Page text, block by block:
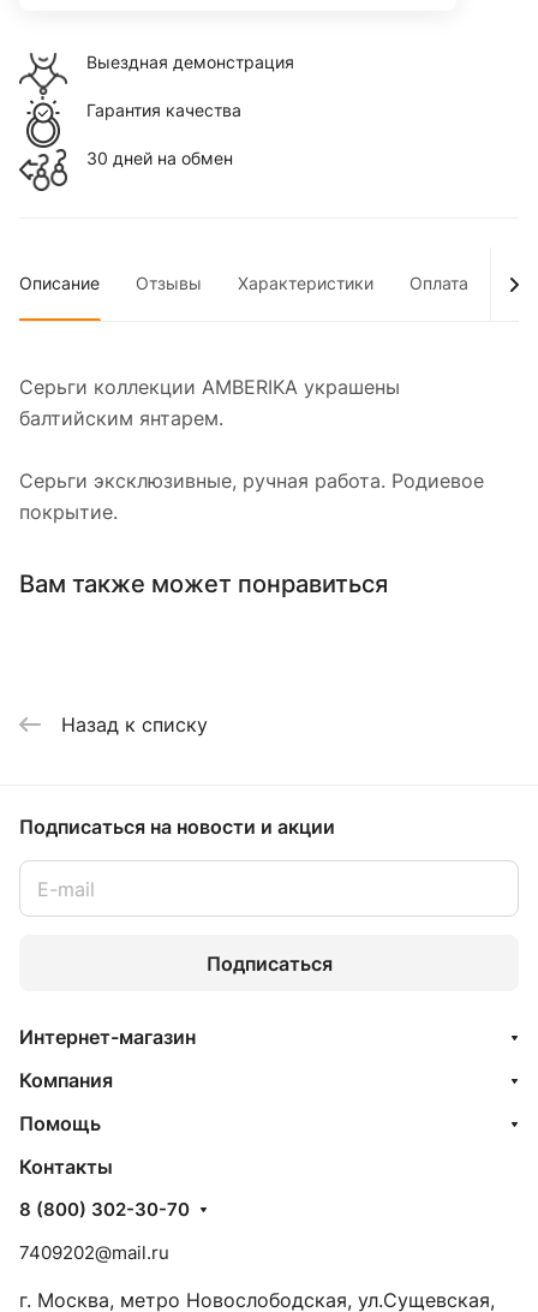
Выездная демонстрация
Гарантия качества
30 дней на обмен
Описание Отзывы Характеристики Оплата
Серьги коллекции AMBERIKA украшены
балтийским янтарем.
Серьги эксклюзивные, ручная работа. Родиевое
покрытие.
Вам также может понравиться
Назад к списку
Подписаться на новости и акции
Подписаться
Интернет-магазин
Компания
Помощь
Контакты
8 (800) 302-30-70
7409202@mail.ru
г. Москва, метро Новослободская, ул.Сущевская,